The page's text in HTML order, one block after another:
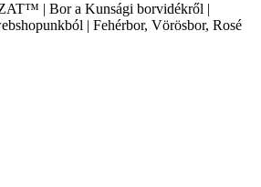
| Bor a Kunsági borvidékről |
| Fehérbor, Vörösbor, Rosé